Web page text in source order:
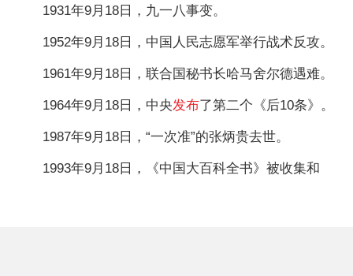
1931年9月18日，九一八事变。
1952年9月18日，中国人民志愿军举行战术反攻。
1961年9月18日，联合国秘书长哈马舍尔德遇难。
1964年9月18日，中央发布了第二个《后10条》。
1987年9月18日，“一次准”的张炳贵去世。
1993年9月18日，《中国大百科全书》被收集和